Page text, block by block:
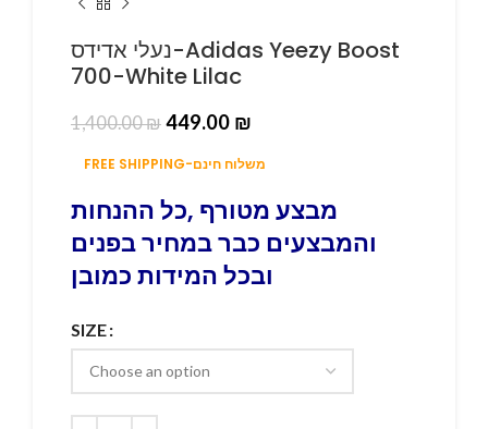
נעלי אדידס-Adidas Yeezy Boost
700-White Lilac
1,400.00₪ 449.00 ₪
FREE SHIPPING-משלוח חינם
מבצע מטורף ,כל ההנחות
והמבצעים כבר במחיר בפנים
ובכל המידות כמובן
SIZE